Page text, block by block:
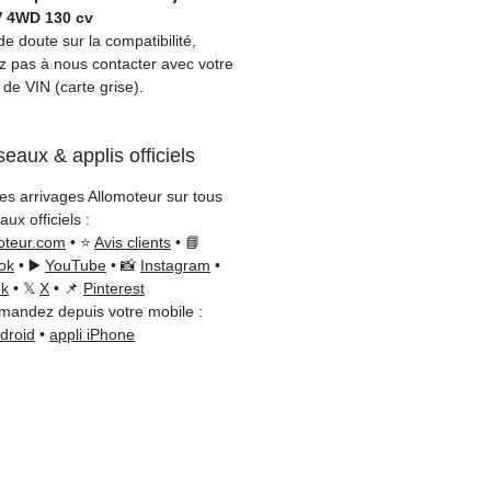
coût de réparation
à celui d'un échange
:Avant commande,
sur votre véhicule
Notre équipe technique
par WhatsApp au
71 66 54pour toute
& garantie :Expédition en
ouvrés en France
livraison gratuite
4WD 130 cv
doute sur la compatibilité,
pas à nous contacter avec votre
VIN (carte grise).
& applis officiels
arrivages Allomoteur sur tous
officiels :
• ⭐ Avis clients • 📘
• ▶️ YouTube • 📸 Instagram •
• 𝕏 X • 📌 Pinterest
depuis votre mobile :
• appli iPhone